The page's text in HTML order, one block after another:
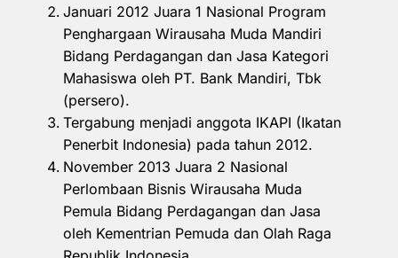
Januari 2012 Juara 1 Nasional Program
Penghargaan Wirausaha Muda Mandiri
Bidang Perdagangan dan Jasa Kategori
Mahasiswa oleh PT. Bank Mandiri, Tbk
(persero).
Tergabung menjadi anggota IKAPI (Ikatan
Penerbit Indonesia) pada tahun 2012.
November 2013 Juara 2 Nasional
Perlombaan Bisnis Wirausaha Muda
Pemula Bidang Perdagangan dan Jasa
oleh Kementrian Pemuda dan Olah Raga